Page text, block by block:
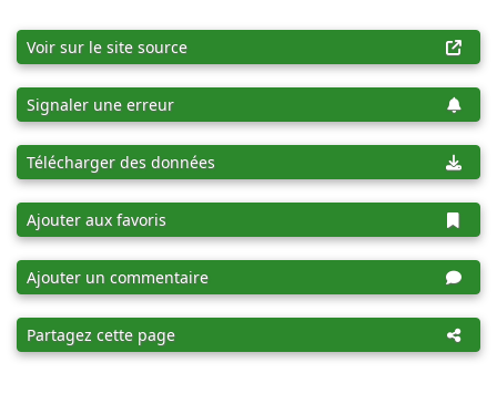
Voir sur le site source
Signaler une erreur
Télécharger des données
Ajouter aux favoris
Ajouter un commentaire
Partagez cette page